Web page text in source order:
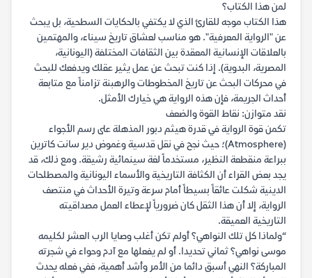
لمن هذا الكتاب؟
هذا الكتاب موجه للقارئ الذي لا يكتفي بالحكايات السطحية، بل يبحث
عن "الرواية المعرفية". هو مناسب لعشاق تاريخ سيناء، والمهتمين
بالعلاقات الإنسانية المعقدة بين الثقافات المختلفة (اليونانية،
المصرية، البدوية). إذا كنت تبحث عن عمل يثير عقلك ويدفعك للبحث
في محركات البحث عن تاريخ المخطوطات والرهبنة تزامناً مع متابعة
أحداث الجريمة، فإن هذه الرواية هي خيارك الأمثل.
نقد متوازن: نقاط القوة والضعف
تكمن قوة الرواية في قدرة هيثم دبور المذهلة على رسم الأجواء
(Atmosphere)؛ حيث نجح في نقل قدسية وغموض دير سانت كاترين
ببراعة منقطعة النظير، مستخدماً لغة سينمائية رشيقة. ومع ذلك، قد
يجد بعض القراء أن الكثافة التاريخية والأسماء اليونانية والمصطلحات
الدينية شكلت عائقاً بسيطاً أمام سرعة وتيرة الأحداث في منتصف
الرواية، إلا أن هذا الثقل كان ضرورياً لإعطاء العمل مصداقيته
التاريخية العميقة.
“ولماذا كل تلك النواهي؟ أولم تكن أغلب وصايا الرب العشر لكليمه
موسى نواهي؟ ثماني تحديدا. أو لم يفعلها مع آدم وحواء في شجرته
المباركة؟ النهي أسبق دائما من الأمر وأشد أهمية، ففي فعله يحدث